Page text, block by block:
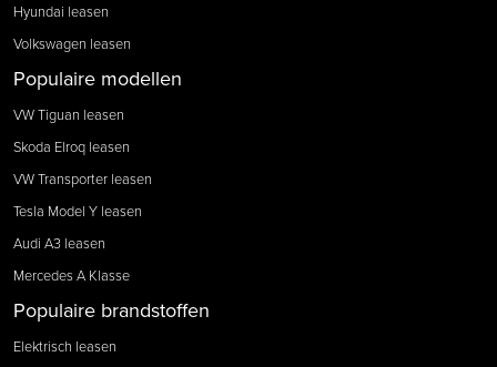
Hyundai leasen
Volkswagen leasen
Populaire modellen
VW Tiguan leasen
Skoda Elroq leasen
VW Transporter leasen
Tesla Model Y leasen
Audi A3 leasen
Mercedes A Klasse
Populaire brandstoffen
Elektrisch leasen